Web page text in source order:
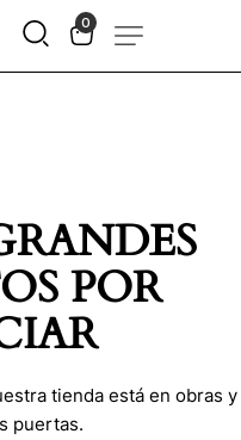
0
POR
tienda está en obras y
puertas.